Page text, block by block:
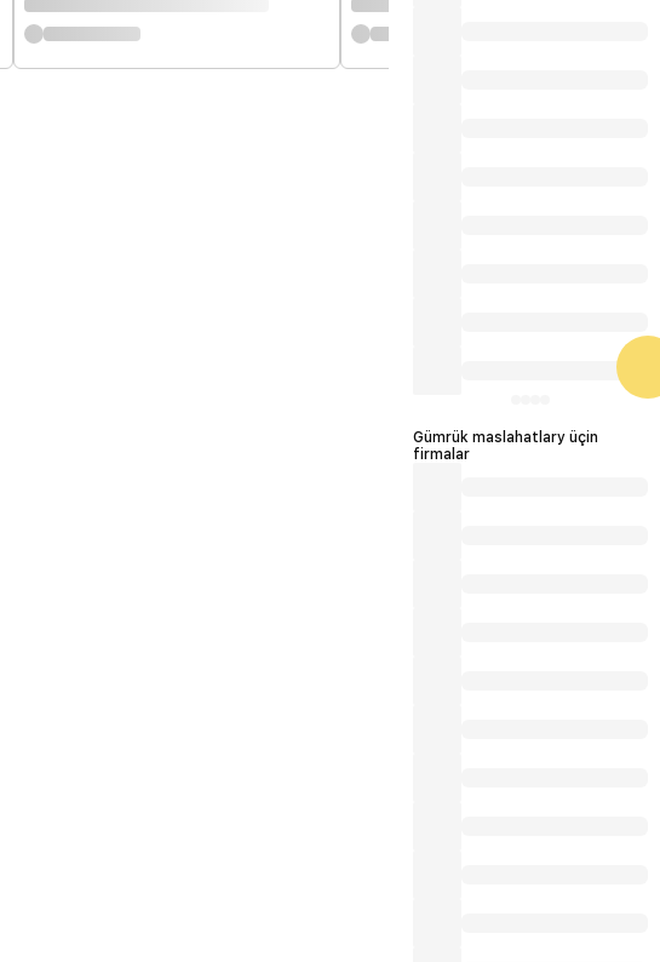
Gümrük maslahatlary üçin
firmalar